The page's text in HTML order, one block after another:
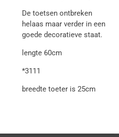
De toetsen ontbreken
helaas maar verder in een
goede decoratieve staat.
lengte 60cm
*3111
breedte toeter is 25cm